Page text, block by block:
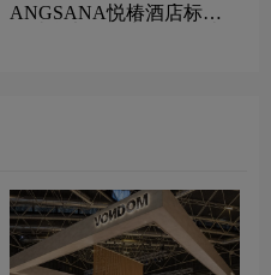
ANGSANA悦椿酒店标志